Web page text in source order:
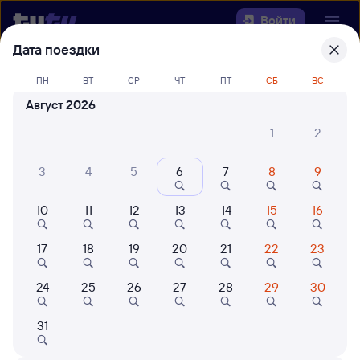
Войти
Выберите день, чтобы найтиж/д
билеты Прокопьевск Пасс —
Откуда
Куда
Когда
Кто едет
Дата поездки
ПН ВТ СР ЧТ ПТ СБ ВС
Август 2026
1
2
3 4 5 6 7 8 9
10 11 12 13 14 15 16
17 18 19 20 21 22 23
24 25 26 27 28 29 30
31